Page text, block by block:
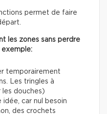
permet de faire
les zones sans perdre
exemple:
temporairement
Les tringles à
douches)
car nul besoin
des crochets